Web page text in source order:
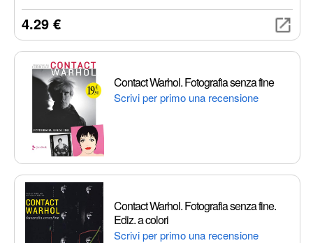
immersiva, con narrazioni coinvolgenti
folk e world music. Un must-have per
4.29 €
Contact Warhol. Fotografia senza fine
Scrivi per primo una recensione
Contact Warhol. Fotografia senza fine.
Ediz. a colori
Scrivi per primo una recensione